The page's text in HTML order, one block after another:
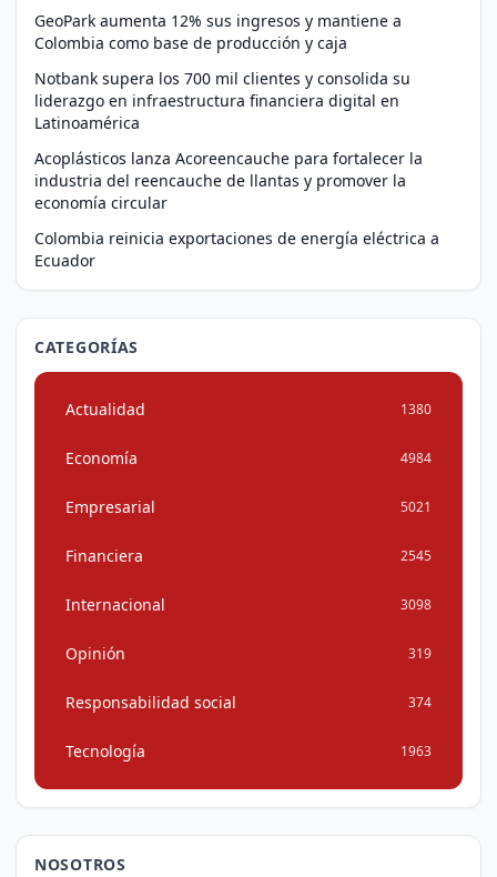
GeoPark aumenta 12% sus ingresos y mantiene a
Colombia como base de producción y caja
Notbank supera los 700 mil clientes y consolida su
liderazgo en infraestructura financiera digital en
Latinoamérica
Acoplásticos lanza Acoreencauche para fortalecer la
industria del reencauche de llantas y promover la
economía circular
Colombia reinicia exportaciones de energía eléctrica a
Ecuador
CATEGORÍAS
Actualidad 1380
Economía 4984
Empresarial 5021
Financiera 2545
Internacional 3098
Opinión 319
Responsabilidad social 374
Tecnología 1963
NOSOTROS